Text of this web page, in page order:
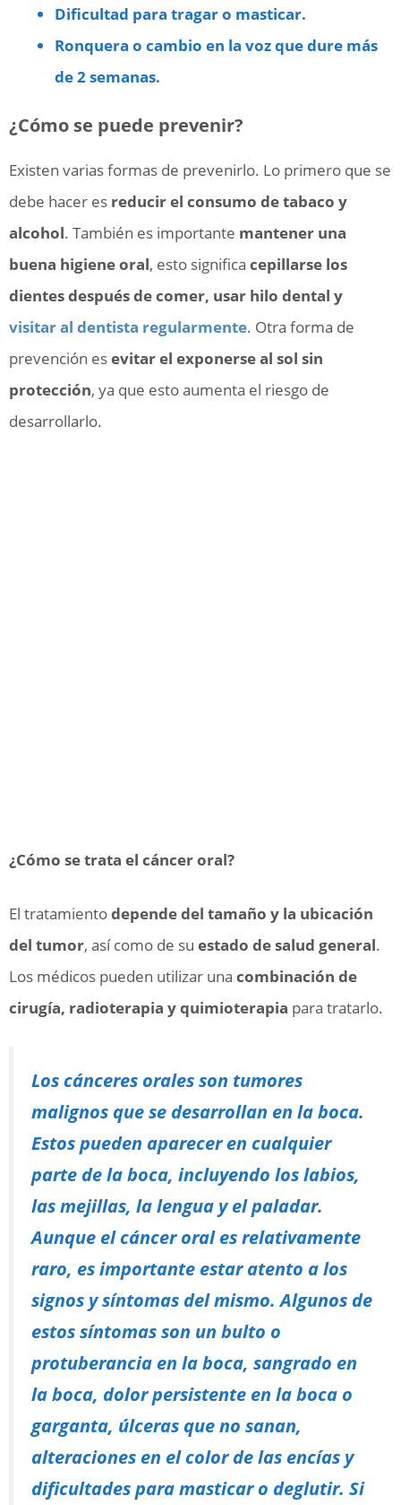
Dificultad para tragar o masticar.
Ronquera o cambio en la voz que dure más
de 2 semanas.
¿Cómo se puede prevenir?
Existen varias formas de prevenirlo. Lo primero que se
debe hacer es reducir el consumo de tabaco y
alcohol. También es importante mantener una
buena higiene oral, esto significa cepillarse los
dientes después de comer, usar hilo dental y
visitar al dentista regularmente. Otra forma de
prevención esevitar el exponerse al sol sin
protección, ya que esto aumenta el riesgo de
desarrollarlo.
¿Cómo se trata el cáncer oral?
El tratamientodepende del tamaño y la ubicación
del tumor, así como de su estado de salud general.
Los médicos pueden utilizar una combinación de
cirugía, radioterapia y quimioterapia para tratarlo.
Los cánceres orales son tumores
malignos que se desarrollan en la boca.
Estos pueden aparecer en cualquier
parte de la boca, incluyendo los labios,
las mejillas, la lengua y el paladar.
Aunque el cáncer oral es relativamente
raro, es importante estar atento a los
signos y síntomas del mismo. Algunos de
estos síntomas son un bulto o
protuberancia en la boca, sangrado en
la boca, dolor persistente en la boca o
garganta, úlceras que no sanan,
alteraciones en el color de las encías y
dificultades para masticar o deglutir. Si